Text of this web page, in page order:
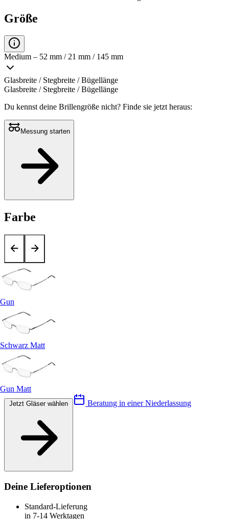
Größe
Medium – 52 mm / 21 mm / 145 mm
Glasbreite / Stegbreite / Bügellänge
Glasbreite / Stegbreite / Bügellänge
Du kennst deine Brillengröße nicht? Finde sie jetzt heraus:
Messung starten
Farbe
Gun
Schwarz Matt
Gun Matt
Beratung in einer Niederlassung
Deine Lieferoptionen
Standard-Lieferung
in 7-14 Werktagen